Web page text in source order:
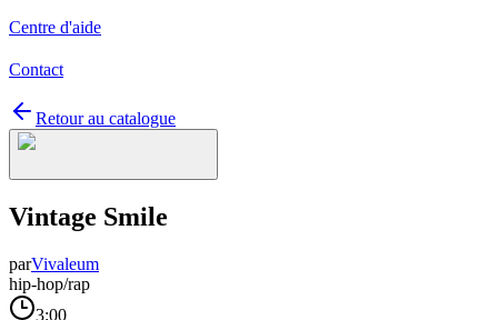
Centre d'aide
Contact
Retour au catalogue
Vintage Smile
parVivaleum
hip-hop/rap
3:00